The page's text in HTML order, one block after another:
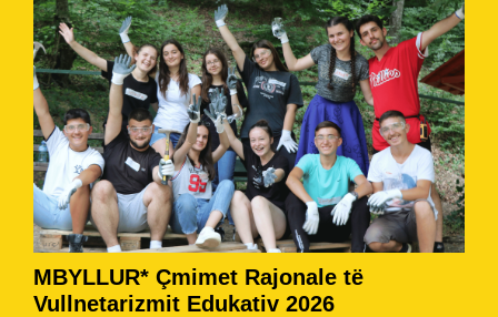
MBYLLUR* Çmimet Rajonale të
Vullnetarizmit Edukativ 2026